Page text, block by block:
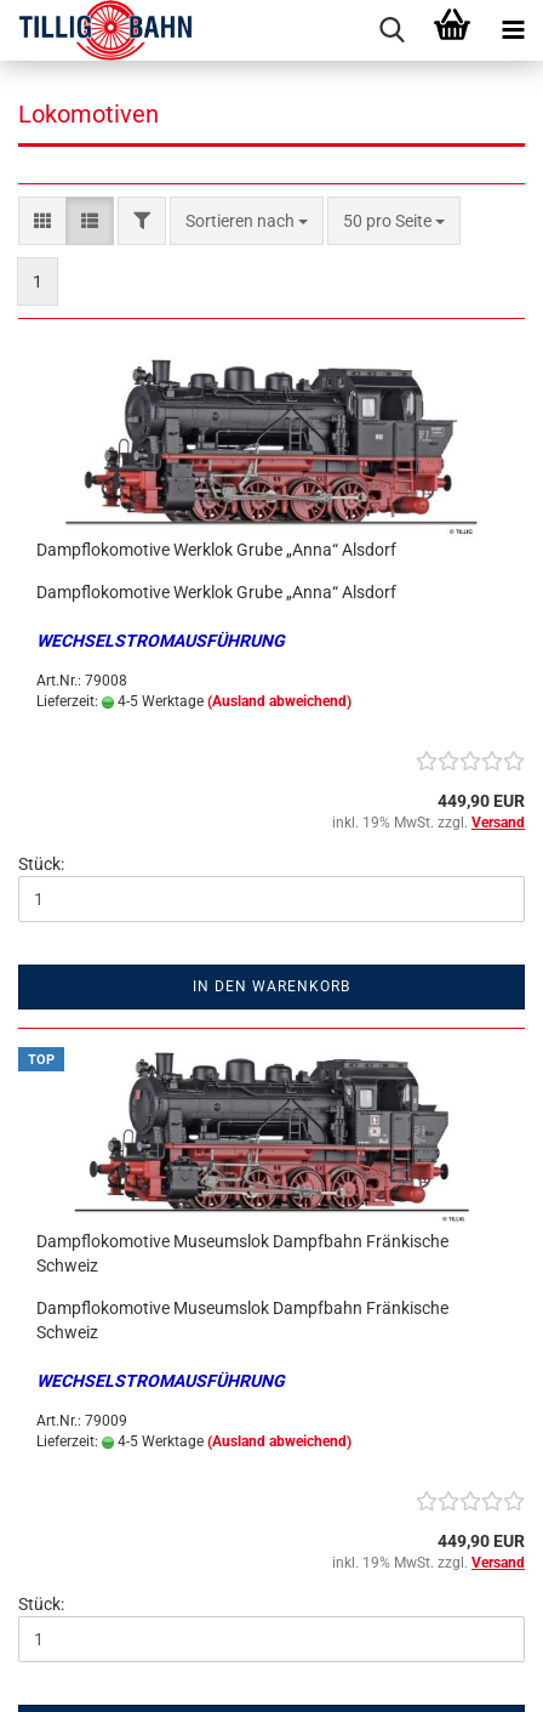
Lokomotiven
FILTERSortieren nach
Sortieren nach 50 pro Seite
pro Seite
1
Dampflokomotive Werklok Grube „Anna“ Alsdorf
Dampflokomotive Werklok Grube „Anna“ Alsdorf
WECHSELSTROMAUSFÜHRUNG
Art.Nr.: 79008
Lieferzeit:
4-5 Werktage (Ausland abweichend)
449,90 EUR
inkl. 19% MwSt. zzgl. Versand
Stück:
IN DEN WARENKORB
TOP
Dampflokomotive Museumslok Dampfbahn Fränkische
Schweiz
Dampflokomotive Museumslok Dampfbahn Fränkische
Schweiz
WECHSELSTROMAUSFÜHRUNG
Art.Nr.: 79009
Lieferzeit:
4-5 Werktage (Ausland abweichend)
449,90 EUR
inkl. 19% MwSt. zzgl. Versand
Stück: